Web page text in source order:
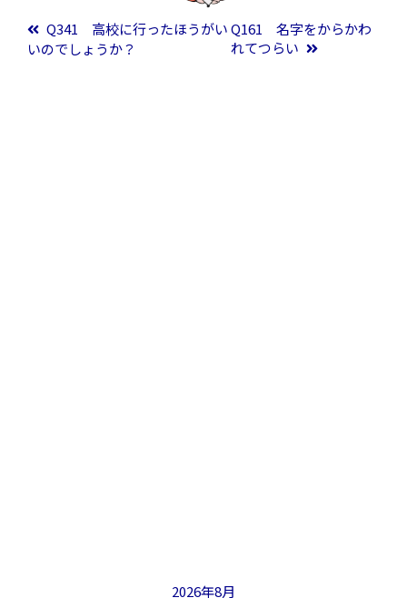
投稿ナビゲーション
Q341 高校に行ったほうがい
いのでしょうか？
Q161 名字をからかわ
れてつらい
2026年8月